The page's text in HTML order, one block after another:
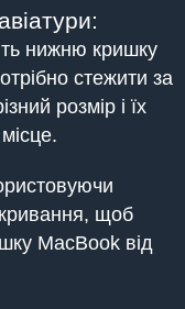
нижню кришку
стежити за
розмір і їх
щоб
MacBook від